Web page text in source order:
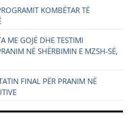
KOMBËTAR TË
ME GOJË DHE TESTIMI
NË SHËRBIMIN E MZSH-SË,
FINAL PËR PRANIM NË